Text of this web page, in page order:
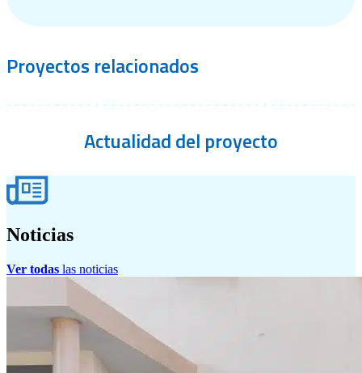
Proyectos relacionados
Actualidaddel proyecto
Noticias
Ver todas las noticias